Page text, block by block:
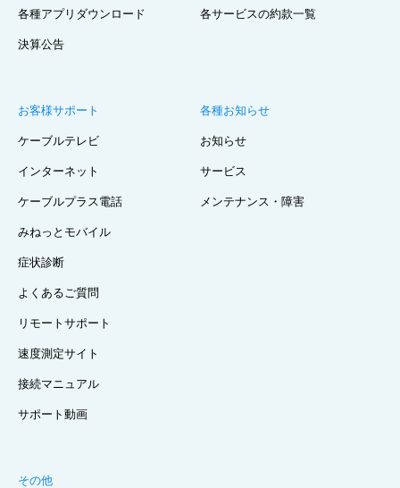
各種アプリダウンロード
決算公告
各サービスの約款一覧
お客様サポート
ケーブルテレビ
インターネット
ケーブルプラス電話
みねっとモバイル
症状診断
よくあるご質問
リモートサポート
速度測定サイト
接続マニュアル
サポート動画
各種お知らせ
お知らせ
サービス
メンテナンス・障害
その他